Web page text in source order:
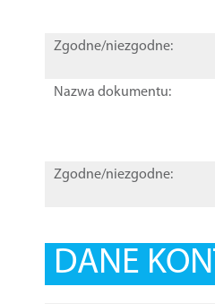
Zgodne/niezgodne:
Nazwa dokumentu:
Zgodne/niezgodne:
DANE